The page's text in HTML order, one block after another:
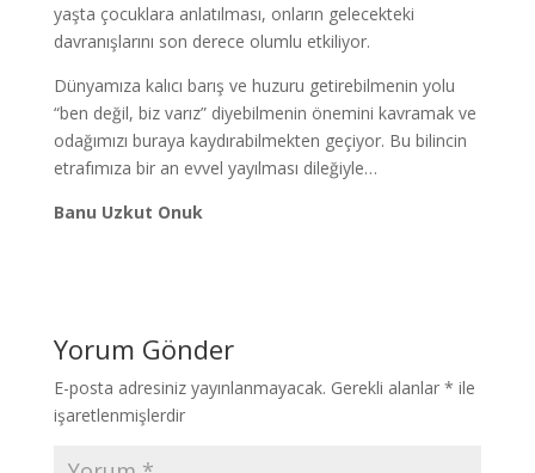
yaşta çocuklara anlatılması, onların gelecekteki
davranışlarını son derece olumlu etkiliyor.
Dünyamıza kalıcı barış ve huzuru getirebilmenin yolu
“ben değil, biz varız” diyebilmenin önemini kavramak ve
odağımızı buraya kaydırabilmekten geçiyor. Bu bilincin
etrafımıza bir an evvel yayılması dileğiyle…
Banu Uzkut Onuk
Yorum Gönder
E-posta adresiniz yayınlanmayacak. Gerekli alanlar * ile
işaretlenmişlerdir